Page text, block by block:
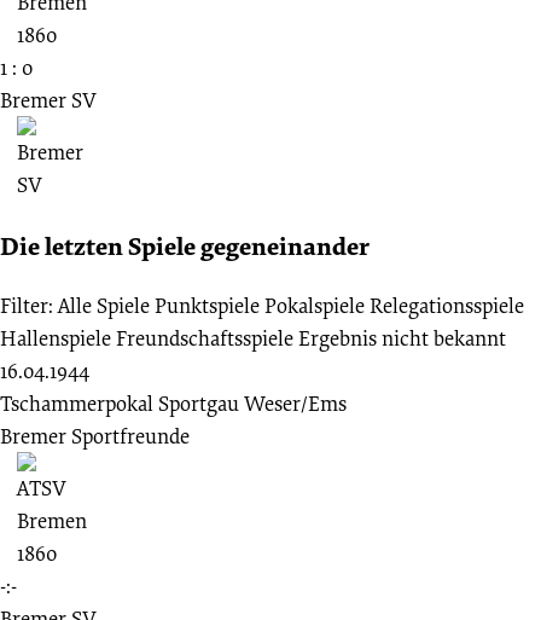
1 : 0
Bremer SV
Die letzten Spiele gegeneinander
Filter: Alle SpielePunktspielePokalspieleRelegationsspiele
HallenspieleFreundschaftsspieleErgebnis nicht bekannt
16.04.1944
Tschammerpokal Sportgau Weser/Ems
Bremer Sportfreunde
-:-